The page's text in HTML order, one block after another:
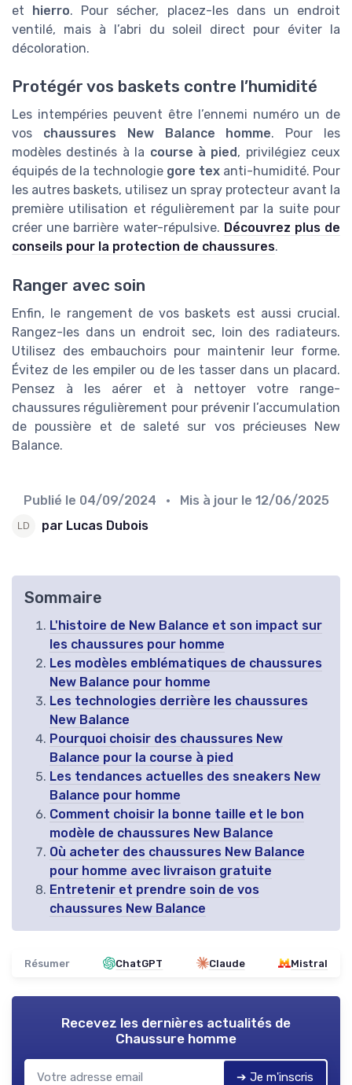
et hierro. Pour sécher, placez-les dans un endroit
ventilé, mais à l’abri du soleil direct pour éviter la
décoloration.
Protégér vos baskets contre l’humidité
Les intempéries peuvent être l’ennemi numéro un de
vos chaussures New Balance homme. Pour les
modèles destinés à la course à pied , privilégiez ceux
équipés de la technologie gore tex anti-humidité. Pour
les autres baskets, utilisez un spray protecteur avant la
première utilisation et régulièrement par la suite pour
créer une barrière water-répulsive. Découvrez plus de
conseils pour la protection de chaussures.
Ranger avec soin
Enfin, le rangement de vos baskets est aussi crucial.
Rangez-les dans un endroit sec, loin des radiateurs.
Utilisez des embauchoirs pour maintenir leur forme.
Évitez de les empiler ou de les tasser dans un placard.
Pensez à les aérer et à nettoyer votre range-
chaussures régulièrement pour prévenir l’accumulation
de poussière et de saleté sur vos précieuses New
Balance.
Publié le 04/09/2024 • Mis à jour le 12/06/2025
par Lucas Dubois
Sommaire
L'histoire de New Balance et son impact sur
les chaussures pour homme
Les modèles emblématiques de chaussures
New Balance pour homme
Les technologies derrière les chaussures
New Balance
Pourquoi choisir des chaussures New
Balance pour la course à pied
Les tendances actuelles des sneakers New
Balance pour homme
Comment choisir la bonne taille et le bon
modèle de chaussures New Balance
Où acheter des chaussures New Balance
pour homme avec livraison gratuite
Entretenir et prendre soin de vos
chaussures New Balance
Résumer ChatGPT Claude Mistral
Recevez les dernières actualités de
Chaussure homme
➔ Je m'inscris